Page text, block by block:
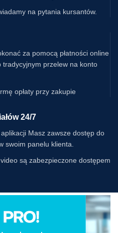
na pytania kursantów.
za pomocą płatności online
tradycyjnym przelew na konto
opłaty przy zakupie
24/7
Masz zawsze dostęp do
swoim panelu klienta.
są zabezpieczone dostępem